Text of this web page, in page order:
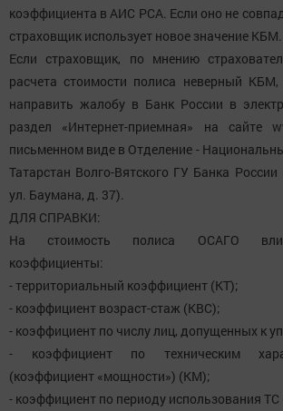
коэффициента в АИС РСА. Если оно не
страховщик использует новое значение КБМ.
Если страховщик, по мнению
расчета стоимости полиса неверный
направить жалобу в Банк России в
раздел «Интернет-приемная» на сайте
письменном виде в Отделение -
Татарстан Волго-Вятского ГУ Банка
ул. Баумана, д. 37).
ДЛЯ СПРАВКИ:
На стоимость полиса ОСАГО
коэффициенты:
- территориальный коэффициент (КТ);
- коэффициент возраст-стаж (КВС);
- коэффициент по числу лиц, допущенных к
- коэффициент по техническим
(коэффициент «мощности») (КМ);
- коэффициент по периоду использования